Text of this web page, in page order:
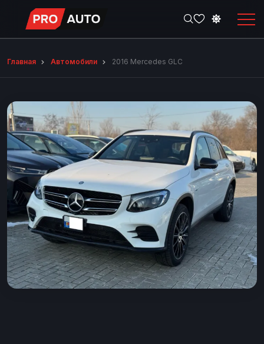
Главная Автомобили 2016 Mercedes GLC